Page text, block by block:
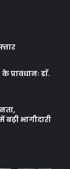
डाॅ.
भागीदारी